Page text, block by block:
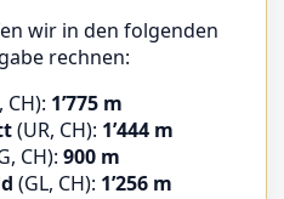
wir in den folgenden
rechnen:
CH): 1’775 m
(UR, CH): 1’444 m
CH): 900 m
(GL, CH): 1’256 m